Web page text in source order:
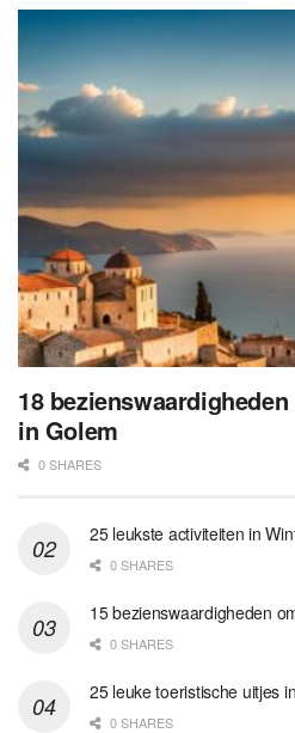
18
in Golem
0 SHARES
25 leukste activiteiten in
0 SHARES
15 bezienswaardigheden
0 SHARES
25 leuke toeristische uitjes
0 SHARES